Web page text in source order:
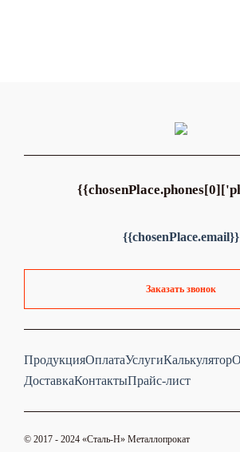
ПродукцияОплатаУслугиКалькулятор
ДоставкаКонтактыПрайс-лист
{{chosenPlace.email}}
Заказать звонок
© 2017 - 2024 «Cталь-Н» Металлопрокат